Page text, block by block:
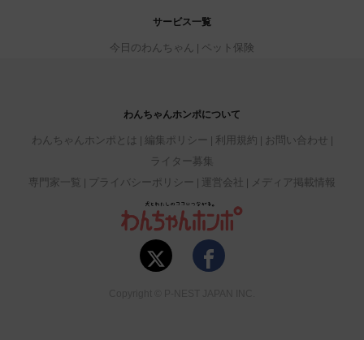
サービス一覧
今日のわんちゃん ペット保険
わんちゃんホンポについて
わんちゃんホンポとは 編集ポリシー 利用規約
お問い合わせ
ライター募集
専門家一覧
プライバシーポリシー 運営会社 メディア掲載情報